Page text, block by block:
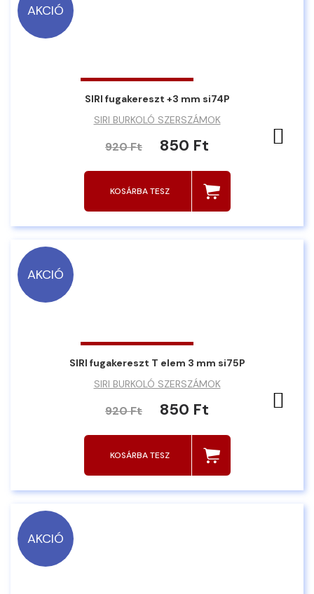
AKCIÓ
SIRI fugakereszt +3 mm si74P
SIRI BURKOLÓ SZERSZÁMOK
920 Ft 850 Ft
KOSÁRBA TESZ
AKCIÓ
SIRI fugakereszt T elem 3 mm si75P
SIRI BURKOLÓ SZERSZÁMOK
920 Ft 850 Ft
KOSÁRBA TESZ
AKCIÓ